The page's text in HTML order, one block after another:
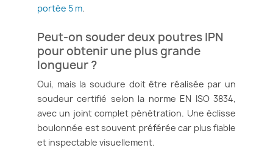
portée 5 m.
Peut-on souder deux poutres IPN
pour obtenir une plus grande
longueur ?
Oui, mais la soudure doit être réalisée par un
soudeur certifié selon la norme EN ISO 3834,
avec un joint complet pénétration. Une éclisse
boulonnée est souvent préférée car plus fiable
et inspectable visuellement.